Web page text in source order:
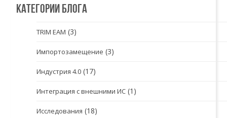
Категории блога
TRIM EAM (3)
Импортозамещение (3)
Индустрия 4.0 (17)
Интеграция с внешними ИС (1)
Исследования (18)